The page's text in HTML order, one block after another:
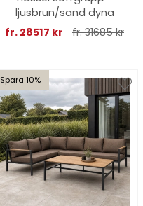
ljusbrun/sand dyna
fr. 28517 kr
fr. 31685 kr
Spara 10%